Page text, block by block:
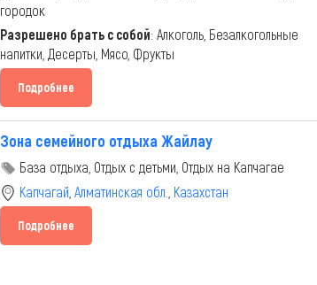
городок
Разрешено брать с собой: Алкоголь, Безалкогольные
напитки, Десерты, Мясо, Фрукты
Подробнее
Зона семейного отдыха Жайлау
База отдыха, Отдых с детьми, Отдых на Капчагае
Капчагай Алматинская обл. Казахстан
Подробнее